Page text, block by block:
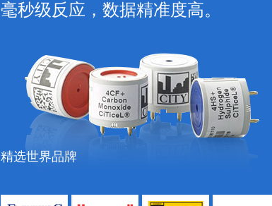
毫秒级反应，数据精准度高。
精选世界品牌